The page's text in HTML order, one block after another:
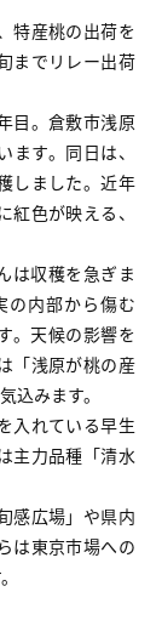
特産桃の出荷を
までリレー出荷
目。倉敷市浅原
す。同日は、
しました。近年
色が映える、
は収穫を急ぎま
の内部から傷む
。天候の影響を
「浅原が桃の産
込みます。
入れている早生
主力品種「清水
感広場」や県内
は東京市場への